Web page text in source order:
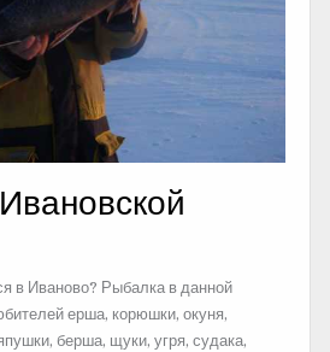
в Иваново? Рыбалка в данной
ерша, корюшки, окуня,
берша, щуки, угря, судака,